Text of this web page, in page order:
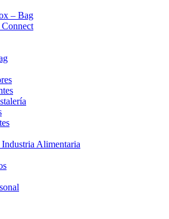
– Bag
Industria Alimentaria